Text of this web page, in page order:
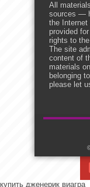
All
sources —
the
provided
rights to
The site
content of
materials
belonging
please let
купить дженерик виагра